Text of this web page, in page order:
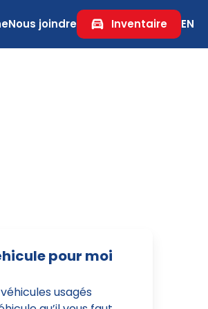
Nous joindre Inventaire EN
pour moi
usagés